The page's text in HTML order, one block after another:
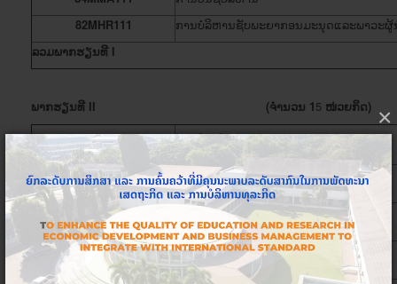
×
82MHR111
ການບໍລິຫານຊັບພະຍາກອນມະນຸດແລະພາວະຜູ້
ລວມພາກຮຽນທີ I
ພາກຮຽນທີ II (ຈໍານວນ 15 ໜ່ວຍກິດ)
ລະຫັດວິຊາ
ລາຍວິຊາໃນຫລັກສູດ
ພາກຮຽນທີ II
82MAD111 ການ​ບໍລິຫານ​ການ​ຕະຫຼາດ​ຂັ້ນ​ສູງ
83MFM111 ການ​ບໍລິຫານ​ການ​ເງິນ